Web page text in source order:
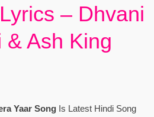
– Dhvani
& Ash King
Yaar SongIs Latest Hindi Song